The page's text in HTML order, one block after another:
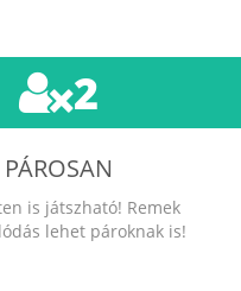
2
PÁROSAN
is játszható! Remek
lehet pároknak is!